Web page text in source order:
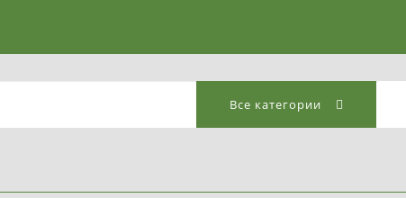
Все категории